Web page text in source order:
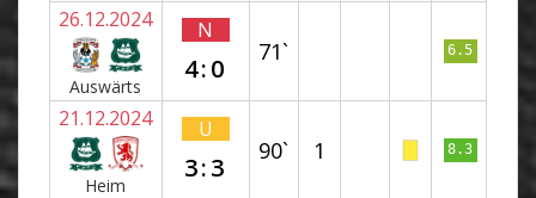
26.12.2024
Auswärts
N
4:0
71` 6.5
21.12.2024
Heim
U
3:3
90` 1 8.3